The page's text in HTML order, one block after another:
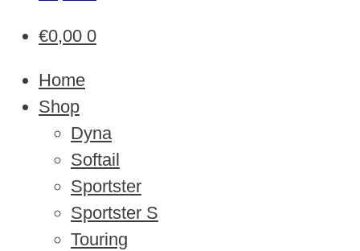
€0,00 0
Home
Shop
Dyna
Softail
Sportster
Sportster S
Touring